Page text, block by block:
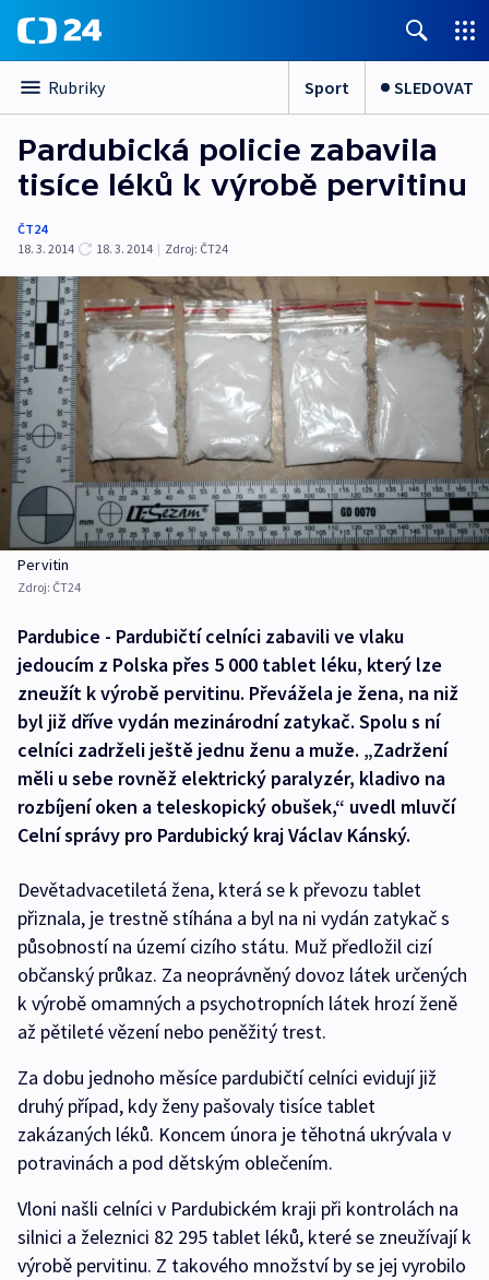
Rubriky Sport SLEDOVAT
Pardubická policie zabavila
tisíce léků k výrobě pervitinu
ČT24
18. 3. 2014
18. 3. 2014 | Zdroj: ČT24
Pervitin
Zdroj: ČT24
Pardubice - Pardubičtí celníci zabavili ve vlaku
jedoucím z Polska přes 5 000 tablet léku, který lze
zneužít k výrobě pervitinu. Převážela je žena, na niž
byl již dříve vydán mezinárodní zatykač. Spolu s ní
celníci zadrželi ještě jednu ženu a muže. „Zadržení
měli u sebe rovněž elektrický paralyzér, kladivo na
rozbíjení oken a teleskopický obušek,“ uvedl mluvčí
Celní správy pro Pardubický kraj Václav Kánský.
Devětadvacetiletá žena, která se k převozu tablet
přiznala, je trestně stíhána a byl na ni vydán zatykač s
působností na území cizího státu. Muž předložil cizí
občanský průkaz. Za neoprávněný dovoz látek určených
k výrobě omamných a psychotropních látek hrozí ženě
až pětileté vězení nebo peněžitý trest.
Za dobu jednoho měsíce pardubičtí celníci evidují již
druhý případ, kdy ženy pašovaly tisíce tablet
zakázaných léků. Koncem února je těhotná ukrývala v
potravinách a pod dětským oblečením.
Vloni našli celníci v Pardubickém kraji při kontrolách na
silnici a železnici 82 295 tablet léků, které se zneužívají k
výrobě pervitinu. Z takového množství by se jej vyrobilo